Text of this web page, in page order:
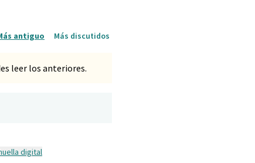
antiguo Más discutidos
leer los anteriores.
digital